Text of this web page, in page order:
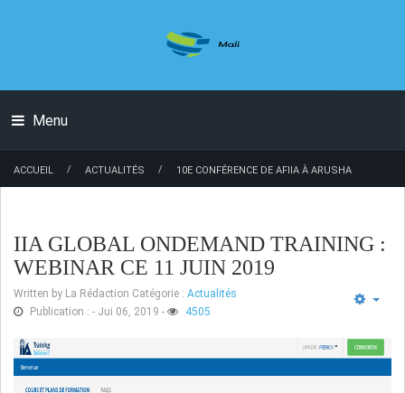
Menu
ACCUEIL / ACTUALITÉS / 10E CONFÉRENCE DE AFIIA À ARUSHA
IIA GLOBAL ONDEMAND TRAINING :
WEBINAR CE 11 JUIN 2019
Written by La Rédaction Catégorie : Actualités
Publication : - Jui 06, 2019 - 4505